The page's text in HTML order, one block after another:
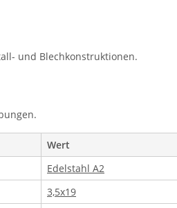
und Blechkonstruktionen.
Wert
Edelstahl A2
3,5x19